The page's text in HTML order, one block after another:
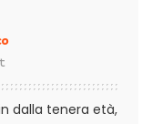
dalla tenera età,